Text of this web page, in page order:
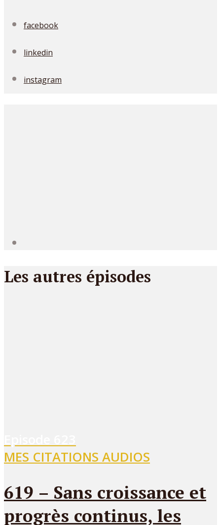
facebook
linkedin
instagram
Les autres épisodes
MES CITATIONS AUDIOS
619 – Sans croissance et
progrès continus, les